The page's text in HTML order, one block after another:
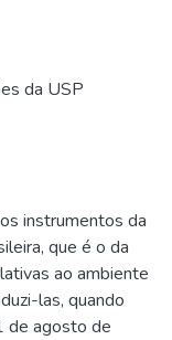
da USP
instrumentos da
que é o da
ao ambiente
las, quando
de agosto de